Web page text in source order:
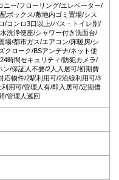
ニー/フローリング/エレベーター/
ボックス/敷地内ゴミ置場/シス
/コンロ3口以上/バス・トイレ別/
洗浄便座/シャワー付き洗面台/
場/都市ガス/エアコン/床暖房/シ
クローク/BSアンテナ/ネット使
時間セキュリティ/防犯カメラ/
ン/保証人不要/2人入居可/初期費
応物件/2駅利用可/2沿線利用可/3
用可/管理人有/即入居可/定期借
/管理人巡回